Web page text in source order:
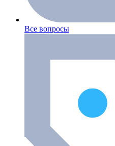
Все вопросы